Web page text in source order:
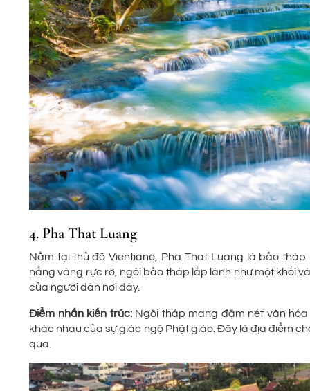
4. Pha That Luang
Nằm tại thủ đô Vientiane, Pha That Luang là bảo
nắng vàng rực rỡ, ngôi bảo tháp lấp lánh như một khối
của người dân nơi đây.
Điểm nhấn kiến trúc:Ngôi tháp mang đậm nét văn
khác nhau của sự giác ngộ Phật giáo. Đây là địa điểm
qua.